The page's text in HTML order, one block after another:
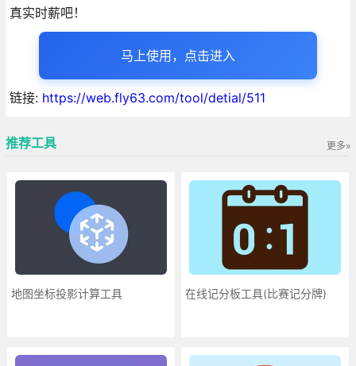
真实时薪吧！
马上使用，点击进入
链接: https://web.fly63.com/tool/detial/511
推荐工具 更多»
地图坐标投影计算工具 在线记分板工具(比赛记分牌)